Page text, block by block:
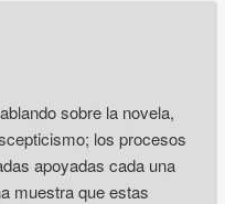
sobre la novela,
los procesos
apoyadas cada una
muestra que estas